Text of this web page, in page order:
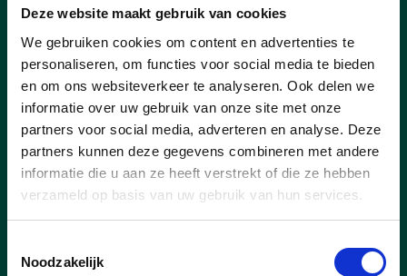
Deze website maakt gebruik van cookies
We gebruiken cookies om content en advertenties te
personaliseren, om functies voor social media te bieden
en om ons websiteverkeer te analyseren. Ook delen we
informatie over uw gebruik van onze site met onze
partners voor social media, adverteren en analyse. Deze
partners kunnen deze gegevens combineren met andere
informatie die u aan ze heeft verstrekt of die ze hebben
verzameld op basis van uw gebruik van hun services.
Noodzakelijk
Goedkoper op weg: cd&v-
schepen Kristof Van Gansen
breidt taxicheques voor 80-
plussers uit
Goed nieuws voor onze oudere inwoners!
Sint-Niklaas breidt het systeem van de
taxicheques uit naar alle 80-plussers met
wil hiermee eenzaamheid tegengaan en